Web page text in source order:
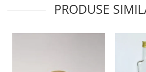
PRODUSE